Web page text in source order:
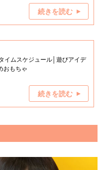
続きを読む
イムスケジュール│遊びアイデ
おもちゃ
続きを読む